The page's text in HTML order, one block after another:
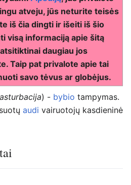
atveju, jūs neturite teisės
iš čia dingti ir išeiti iš šio
visą informaciją apie šitą
daugiau jos
Taip pat privalote apie tai
savo tėvus ar globėjus.
) - bybio tampymas.
audi vairuotojų kasdieninė